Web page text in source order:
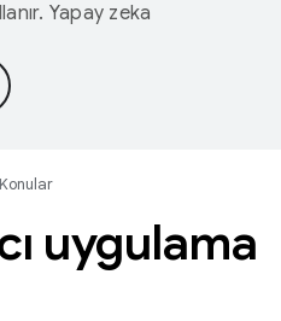
Yapay zeka
uygulama